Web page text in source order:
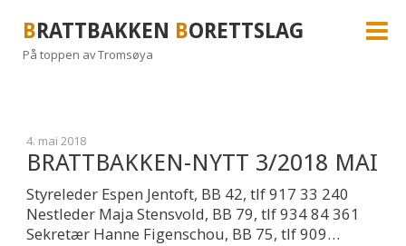
BRATTBAKKEN BORETTSLAG
På toppen av Tromsøya
4. mai 2018
BRATTBAKKEN-NYTT 3/2018 MAI
Styreleder Espen Jentoft, BB 42, tlf 917 33 240
Nestleder Maja Stensvold, BB 79, tlf 934 84 361
Sekretær Hanne Figenschou, BB 75, tlf 909…